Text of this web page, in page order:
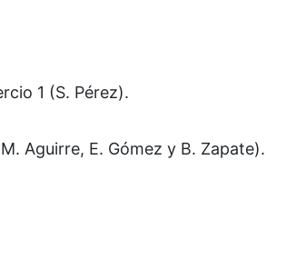
1 (S. Pérez).
Aguirre, E. Gómez y B. Zapate).